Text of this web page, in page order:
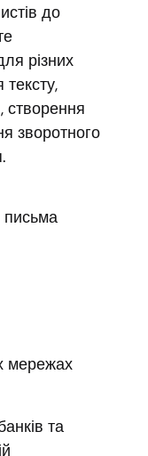
до
різних
створення
зворотного
письма
мережах
та